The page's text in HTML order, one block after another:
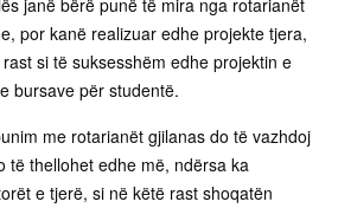
janë bërë punë të mira nga rotarianët
por kanë realizuar edhe projekte tjera,
si të suksesshëm edhe projektin e
bursave për studentë.
me rotarianët gjilanas do të vazhdoj
të thellohet edhe më, ndërsa ka
e tjerë, si në këtë rast shoqatën